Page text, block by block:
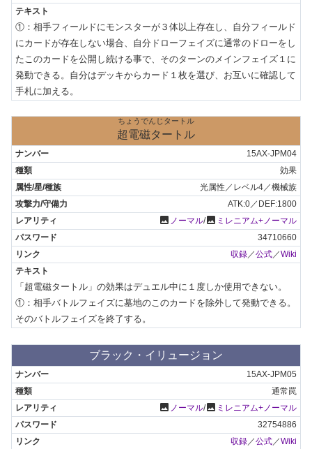
①：相手フィールドにモンスターが３体以上存在し、自分フィールド
にカードが存在しない場合、自分ドローフェイズに通常のドローをし
たこのカードを公開し続ける事で、そのターンのメインフェイズ１に
発動できる。自分はデッキからカード１枚を選び、お互いに確認して
手札に加える。
ちょうでんじタートル
超電磁タートル
15AX-JPM04
効果
光属性／レベル4／機械族
ATK:0／DEF:1800
photo ノーマル/photo ミレニアム+ノーマル
34710660
収録／公式／Wiki
「超電磁タートル」の効果はデュエル中に１度しか使用できない。
①：相手バトルフェイズに墓地のこのカードを除外して発動できる。
そのバトルフェイズを終了する。
ブラック・イリュージョン
15AX-JPM05
通常罠
photo ノーマル/photo ミレニアム+ノーマル
32754886
収録 ／公式 ／Wiki